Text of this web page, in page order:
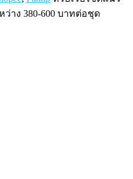
าง 380-600 บาทต่อชุด